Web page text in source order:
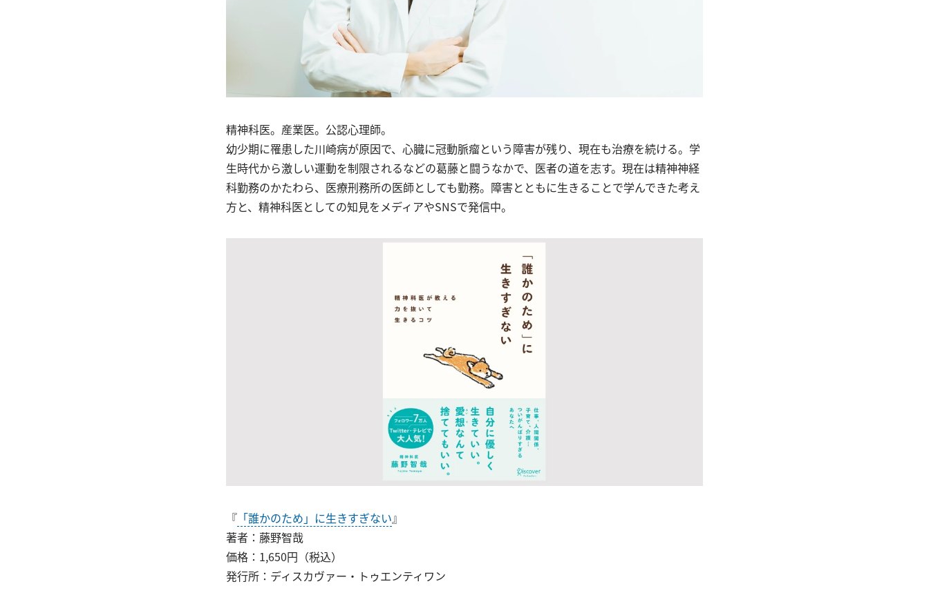
精神科医。産業医。公認心理師。
幼少期に罹患した川崎病が原因で、心臓に冠動脈瘤という障害が残り、現在も治療を続ける。学
生時代から激しい運動を制限されるなどの葛藤と闘うなかで、医者の道を志す。現在は精神神経
科勤務のかたわら、医療刑務所の医師としても勤務。障害とともに生きることで学んできた考え
方と、精神科医としての知見をメディアやSNSで発信中。
『 「誰かのため」に生きすぎない』
著者：藤野智哉
価格：1,650円（税込）
発行所：ディスカヴァー・トゥエンティワン